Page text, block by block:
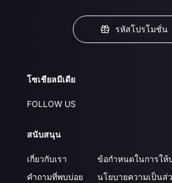
รหัสโปรโมชั่น
โซเชียลมีเดีย
FOLLOW US
สนับสนุน
เกี่ยวกับเรา
คำถามที่พบบ่อย
ข้อกำหนดในการให้
นโยบายความเป็นส่